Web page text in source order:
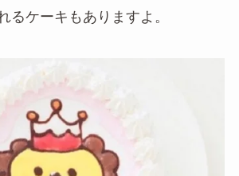
るケーキもありますよ。